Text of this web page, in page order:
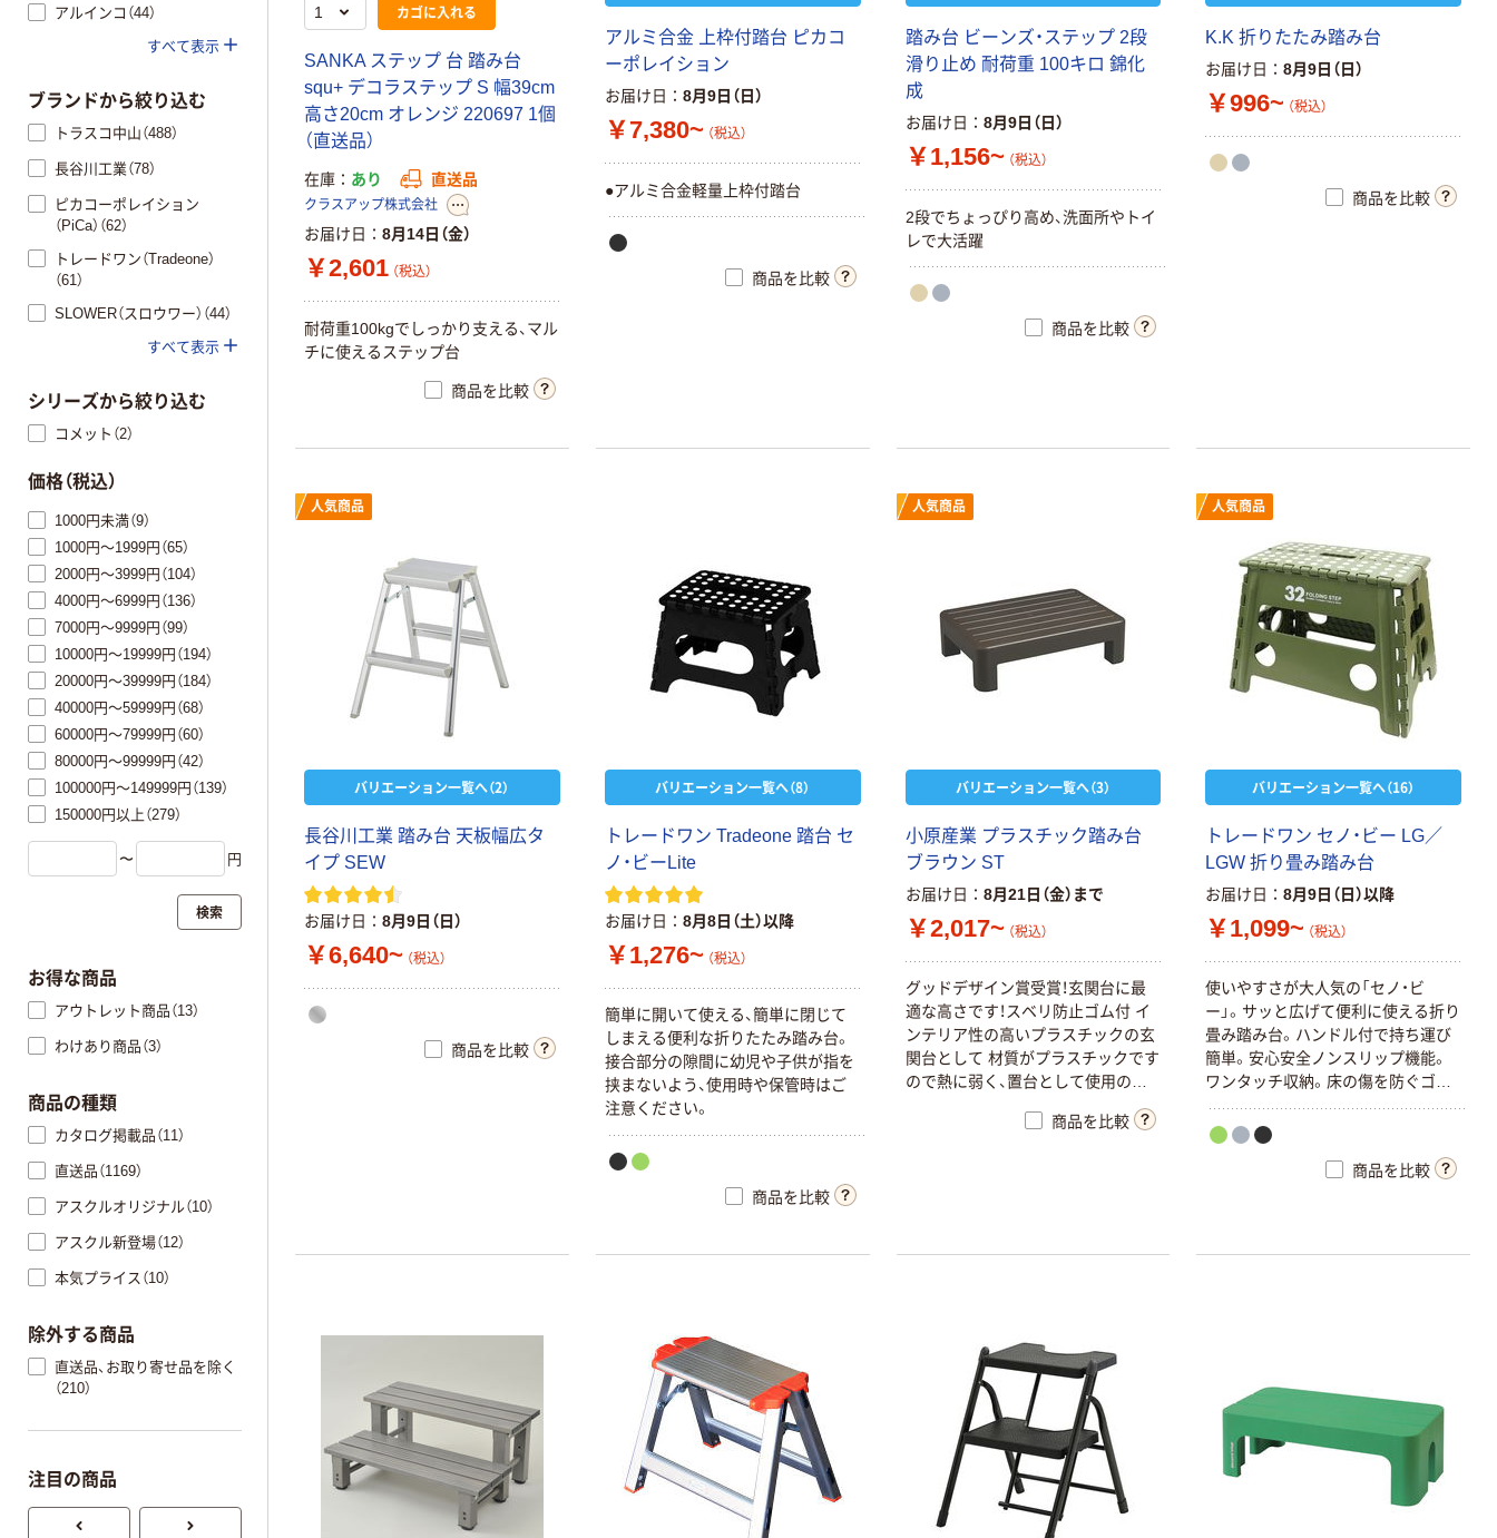
カゴに入れる
SANKA ステップ 台 踏み台
squ+ デコラステップ S 幅39cm
高さ20cm オレンジ 220697 1個
（直送品）
在庫 あり 直送品
クラスアップ株式会社
お届け日 8月14日（金）
￥2,601 （税込）
耐荷重100kgでしっかり支える、マル
チに使えるステップ台
商品を比較
アルミ合金 上枠付踏台 ピカコ
ーポレイション
お届け日 8月9日（日）
￥7,380~ （税込）
●アルミ合金軽量上枠付踏台
商品を比較
踏み台 ビーンズ・ステップ 2段
滑り止め 耐荷重 100キロ 錦化
成
お届け日 8月9日（日）
￥1,156~ （税込）
2段でちょっぴり高め、洗面所やトイ
レで大活躍
商品を比較
K.K 折りたたみ踏み台
お届け日 8月9日（日）
￥996~ （税込）
商品を比較
人気商品
バリエーション一覧へ（2）
長谷川工業 踏み台 天板幅広タ
イプ SEW
お届け日 8月9日（日）
￥6,640~ （税込）
商品を比較
バリエーション一覧へ（8）
トレードワン Tradeone 踏台 セ
ノ・ビーLite
お届け日 8月8日（土）以降
￥1,276~ （税込）
簡単に開いて使える、簡単に閉じて
しまえる便利な折りたたみ踏み台。
接合部分の隙間に幼児や子供が指を
挟まないよう、使用時や保管時はご
注意ください。
商品を比較
人気商品
バリエーション一覧へ（3）
小原産業 プラスチック踏み台
ブラウン ST
お届け日 8月21日（金）まで
￥2,017~ （税込）
グッドデザイン賞受賞！玄関台に最
適な高さです！スベリ防止ゴム付 イ
ンテリア性の高いプラスチックの玄
関台として 材質がプラスチックです
ので熱に弱く、置台として使用の場
合は大幅に耐荷重が低下します（置
台使用時耐荷重20kg）。商品を比較
人気商品
バリエーション一覧へ（16）
トレードワン セノ・ビー LG／
LGW 折り畳み踏み台
お届け日 8月9日（日）以降
￥1,099~ （税込）
使いやすさが大人気の「セノ・ビ
ー」。サッと広げて便利に使える折り
畳み踏み台。ハンドル付で持ち運び
簡単。安心安全ノンスリップ機能。
ワンタッチ収納。床の傷を防ぐゴム
足。
商品を比較
アルインコ（44）
すべて表示
ブランドから絞り込む
トラスコ中山（488）
長谷川工業（78）
ピカコーポレイション
（PiCa）（62）
トレードワン（Tradeone）
（61）
SLOWER（スロウワー）（44）
すべて表示
シリーズから絞り込む
コメット（2）
価格（税込）
1000円未満（9）
1000円～1999円（65）
2000円～3999円（104）
4000円～6999円（136）
7000円～9999円（99）
10000円～19999円（194）
20000円～39999円（184）
40000円～59999円（68）
60000円～79999円（60）
80000円～99999円（42）
100000円～149999円（139）
150000円以上（279）
〜 円
検索
お得な商品
アウトレット商品（13）
わけあり商品（3）
商品の種類
カタログ掲載品（11）
直送品（1169）
アスクルオリジナル（10）
アスクル新登場（12）
本気プライス（10）
除外する商品
直送品、お取り寄せ品を除く
（210）
注目の商品